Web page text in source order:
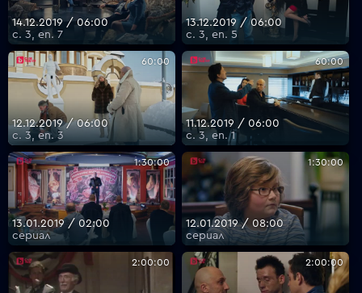
14.12.2019 / 06:00
с. 3, еп. 7
13.12.2019 / 06:00
с. 3, еп. 5
60:00
12.12.2019 / 06:00
с. 3, еп. 3
60:00
11.12.2019 / 06:00
с. 3, еп. 1
1:30:00
13.01.2019 / 02:00
сериал
1:30:00
12.01.2019 / 08:00
сериал
2:00:00 2:00:00